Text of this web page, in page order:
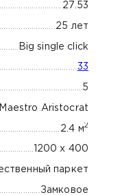
27.53
25 лет
Big single click
33
5
Maestro Aristocrat
2.4 м2
1200 x 400
паркет
Замковое